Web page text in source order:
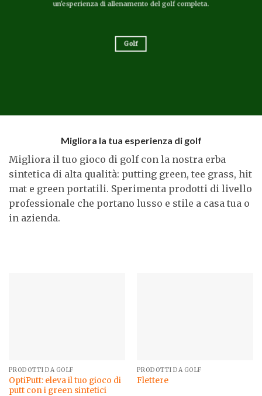
un'esperienza di allenamento del golf completa.
Golf
Migliora la tua esperienza di golf
Migliora il tuo gioco di golf con la nostra erba
sintetica di alta qualità: putting green, tee grass, hit
mat e green portatili. Sperimenta prodotti di livello
professionale che portano lusso e stile a casa tua o
in azienda.
PRODOTTI DA GOLF
OptiPutt: eleva il tuo gioco di
putt con i green sintetici
PRODOTTI DA GOLF
Flettere